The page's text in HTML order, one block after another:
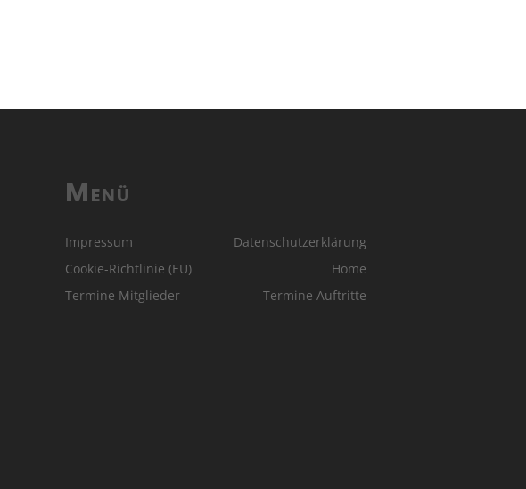
Menü
Impressum
Datenschutzerklärung
Cookie-Richtlinie (EU)
Home
Termine Mitglieder
Termine Auftritte